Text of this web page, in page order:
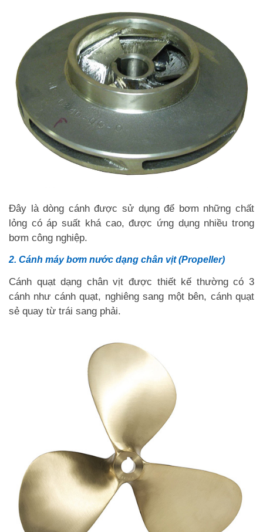
Đây là dòng cánh được sử dụng để bơm những chất
lỏng có áp suất khá cao, được ứng dụng nhiều trong
bơm công nghiệp.
2. Cánh máy bơm nước dạng chân vịt (Propeller)
Cánh quạt dạng chân vịt được thiết kế thường có 3
cánh như cánh quạt, nghiêng sang một bên, cánh quạt
sẻ quay từ trái sang phải.